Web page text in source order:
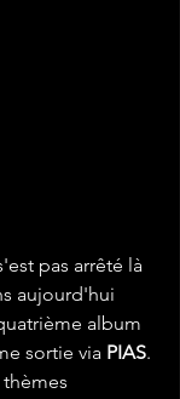
pas arrêté là
aujourd'hui
album
sortie via PIAS.